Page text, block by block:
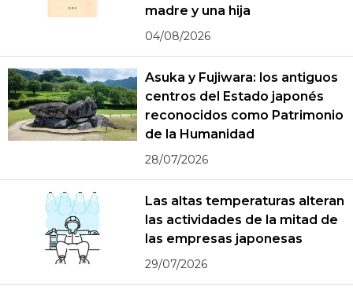
madre y una hija
04/08/2026
Asuka y Fujiwara: los antiguos
centros del Estado japonés
reconocidos como Patrimonio
de la Humanidad
28/07/2026
Las altas temperaturas alteran
las actividades de la mitad de
las empresas japonesas
29/07/2026